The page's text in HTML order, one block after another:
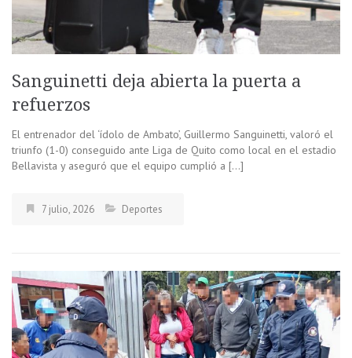
Sanguinetti deja abierta la puerta a
refuerzos
El entrenador del ‘ídolo de Ambato’, Guillermo Sanguinetti, valoró el
triunfo (1-0) conseguido ante Liga de Quito como local en el estadio
Bellavista y aseguró que el equipo cumplió a […]
7 julio, 2026 Deportes